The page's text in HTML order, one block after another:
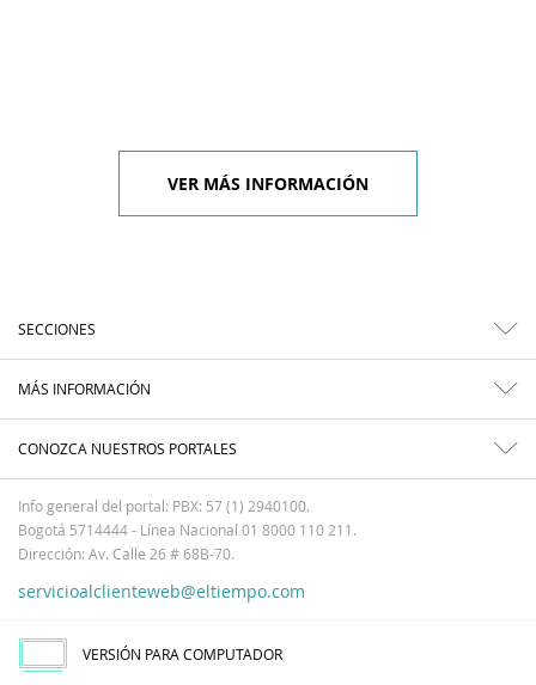
VER MÁS INFORMACIÓN
SECCIONES
MÁS INFORMACIÓN
CONOZCA NUESTROS PORTALES
Info general del portal: PBX: 57 (1) 2940100.
Bogotá 5714444 - Línea Nacional 01 8000 110 211.
Dirección: Av. Calle 26 # 68B-70.
servicioalclienteweb@eltiempo.com
VERSIÓN PARA COMPUTADOR